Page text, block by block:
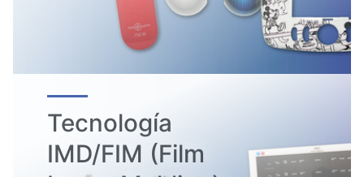
Tecnología
IMD/FIM (Film